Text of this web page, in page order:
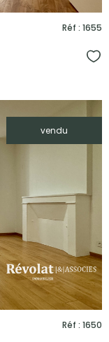
Réf : 1655
vendu
Réf : 1650